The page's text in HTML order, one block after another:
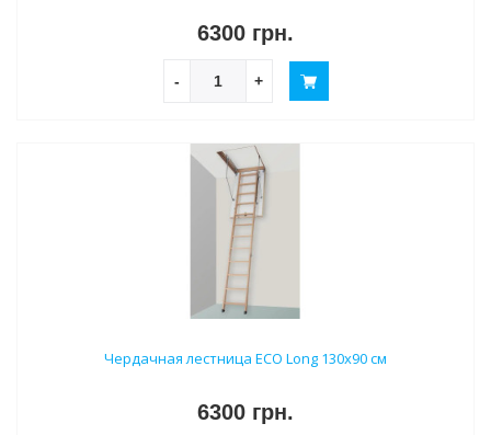
6300 грн.
- +
Чердачная лестница ECO Long 130х90 см
6300 грн.